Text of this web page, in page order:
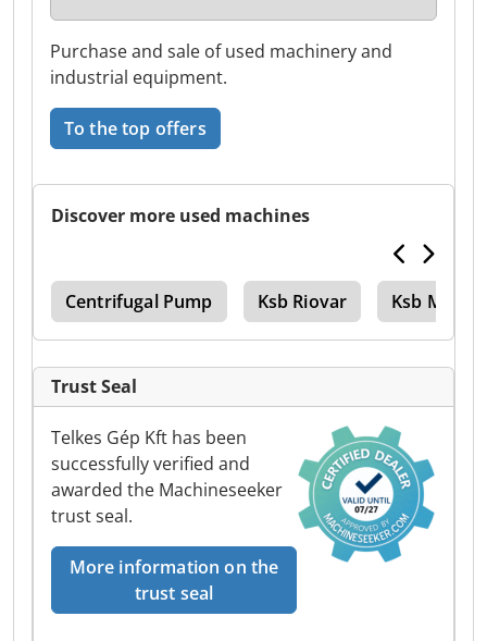
Purchase and sale of used machinery and
industrial equipment.
To the top offers
Discover more used machines
Centrifugal Pump Ksb Riovar Ksb
Trust Seal
Telkes Gép Kft has been
successfully verified and
awarded the Machineseeker
trust seal.
More information on the
trust seal